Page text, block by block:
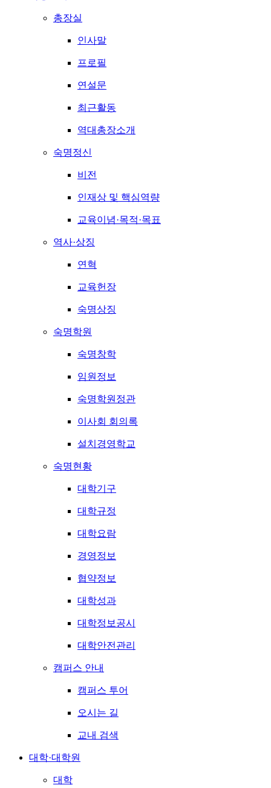
총장실
인사말
프로필
연설문
최근활동
역대총장소개
숙명정신
비전
인재상 및 핵심역량
교육이념·목적·목표
역사·상징
연혁
교육헌장
숙명상징
숙명학원
숙명창학
임원정보
숙명학원정관
이사회 회의록
설치경영학교
숙명현황
대학기구
대학규정
대학요람
경영정보
협약정보
대학성과
대학정보공시
대학안전관리
캠퍼스 안내
캠퍼스 투어
오시는 길
교내 검색
대학·대학원
대학